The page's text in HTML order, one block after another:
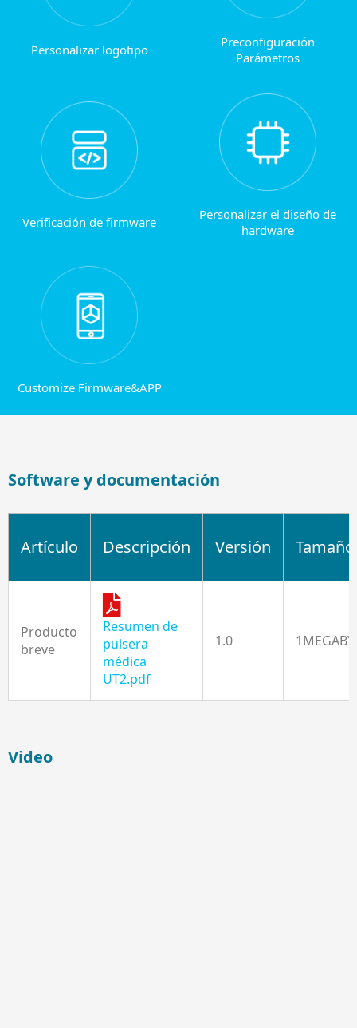
Personalizar logotipo
Preconfiguración
Parámetros
Verificación de firmware
Personalizar el diseño de
hardware
Customize Firmware&APP
Software y documentación
Artículo Descripción Versión Tamaño
Producto
breve
Resumen de
pulsera
médica
UT2.pdf
1.0
Video